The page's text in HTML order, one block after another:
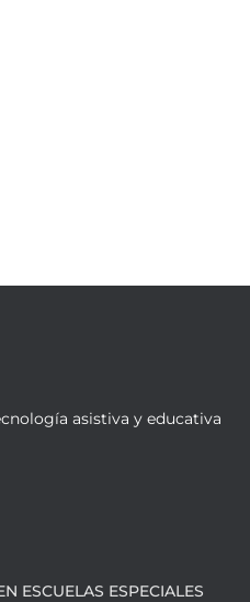
asistiva y educativa
ESCUELAS ESPECIALES